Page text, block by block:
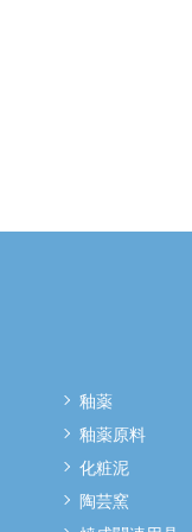
釉薬
釉薬原料
化粧泥
陶芸窯